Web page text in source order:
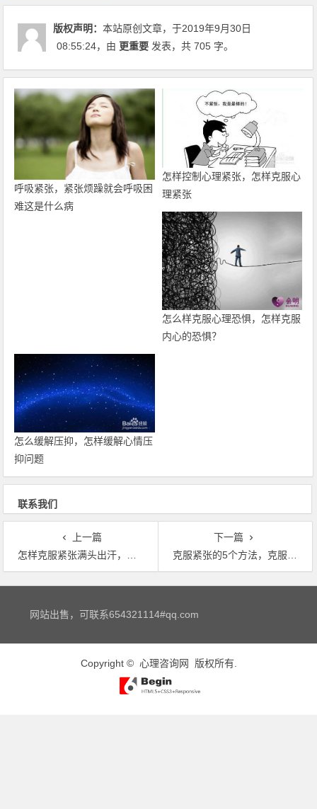
版权声明：本站原创文章，于2019年9月30日
08:55:24，由 更重要 发表，共 705 字。
呼吸紧张，紧张烦躁就会呼吸困
难这是什么病
怎样控制心理紧张，怎样克服心
理紧张
怎么样克服心理恐惧，怎样克服
内心的恐惧？
怎么缓解压抑，怎样缓解心情压
抑问题
联系我们
上一篇
怎样克服紧张满头出汗，怎么克服一紧张就出汗的问题呀？
下一篇
克服紧张的5个方法，克服紧张的五个方法 如何克服紧张发抖
文章导航
网站出售，可联系654321114#qq.com
Copyright © 心理咨询网 版权所有.